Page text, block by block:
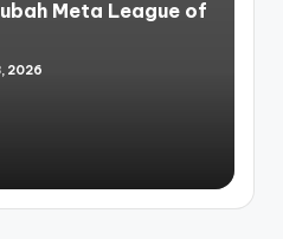
Meta League of
2026